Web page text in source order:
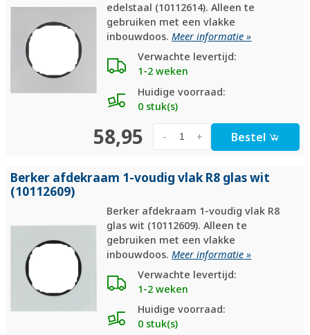
edelstaal (10112614). Alleen te
gebruiken met een vlakke
inbouwdoos.Meer informatie »
Verwachte levertijd:
1-2 weken
Huidige voorraad:
0 stuk(s)
58,95 +
- Bestel
Berker afdekraam 1-voudig vlak R8 glas wit
(10112609)
Berker afdekraam 1-voudig vlak R8
glas wit (10112609). Alleen te
gebruiken met een vlakke
inbouwdoos.Meer informatie »
Verwachte levertijd:
1-2 weken
Huidige voorraad:
0 stuk(s)